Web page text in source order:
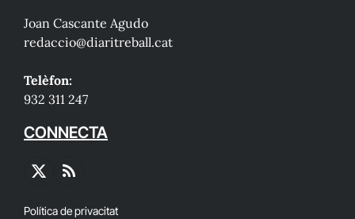
Joan Cascante Agudo
redaccio@diaritreball.cat
Telèfon:
932 311 247
CONNECTA
X
RSS
Política de privacitat